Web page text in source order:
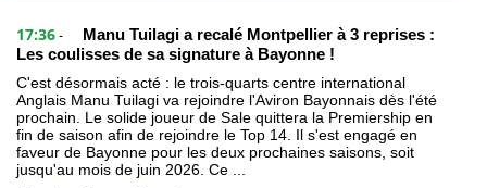
17:36 -
Manu Tuilagi a recalé Montpellier à 3 reprises :
Les coulisses de sa signature à Bayonne !
C'est désormais acté : le trois-quarts centre international
Anglais Manu Tuilagi va rejoindre l'Aviron Bayonnais dès l'été
prochain. Le solide joueur de Sale quittera la Premiership en
fin de saison afin de rejoindre le Top 14. Il s'est engagé en
faveur de Bayonne pour les deux prochaines saisons, soit
jusqu'au mois de juin 2026. Ce ...